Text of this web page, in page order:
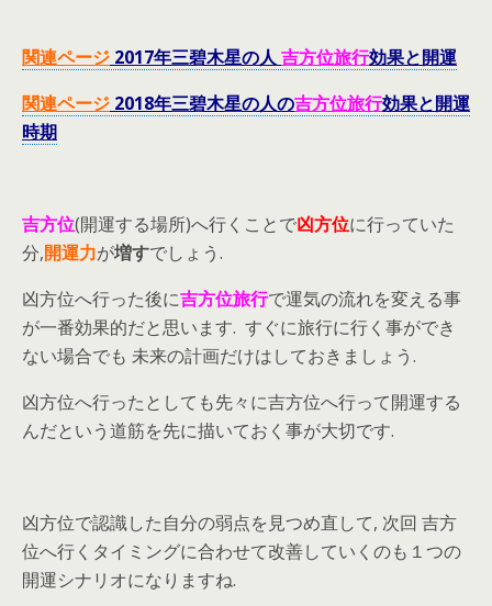
関連ページ 2017年三碧木星の人 吉方位旅行効果と開運
関連ページ 2018年三碧木星の人の吉方位旅行効果と開運
時期
吉方位(開運する場所)へ行くことで凶方位に行っていた
分,開運力が増すでしょう.
凶方位へ行った後に吉方位旅行で運気の流れを変える事
が一番効果的だと思います. すぐに旅行に行く事ができ
ない場合でも 未来の計画だけはしておきましょう.
凶方位へ行ったとしても先々に吉方位へ行って開運する
んだという道筋を先に描いておく事が大切です.
凶方位で認識した自分の弱点を見つめ直して, 次回 吉方
位へ行くタイミングに合わせて改善していくのも１つの
開運シナリオになりますね.